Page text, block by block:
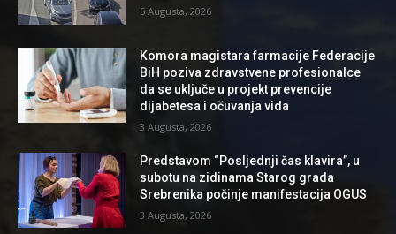
5 Augusta, 2026
Komora magistara farmacije Federacije
BiH poziva zdravstvene profesionalce
da se uključe u projekt prevencije
dijabetesa i očuvanja vida
3 Augusta, 2026
Predstavom “Posljednji čas klavira”, u
subotu na zidinama Starog grada
Srebrenika počinje manifestacija OGUS
3 Augusta, 2026